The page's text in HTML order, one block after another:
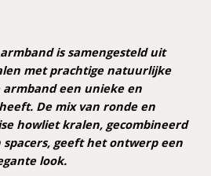
is samengesteld uit
met prachtige natuurlijke
een unieke en
De mix van ronde en
howliet kralen, gecombineerd
geeft het ontwerp een
look.